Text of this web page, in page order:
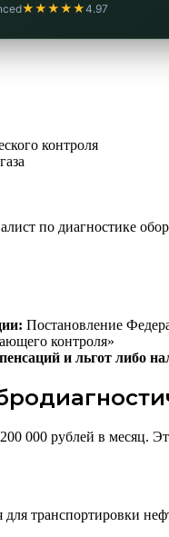
★★★★★4.97
контроля
по диагностике
Постановление
контроля»
и льгот либо
000 рублей в месяц.
транспортировки